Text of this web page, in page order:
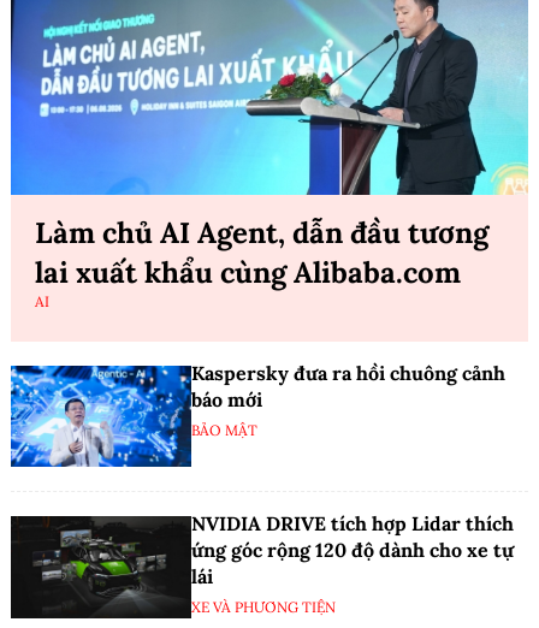
Làm chủ AI Agent, dẫn đầu tương
lai xuất khẩu cùng Alibaba.com
AI
Kaspersky đưa ra hồi chuông cảnh
báo mới
BẢO MẬT
NVIDIA DRIVE tích hợp Lidar thích
ứng góc rộng 120 độ dành cho xe tự
lái
XE VÀ PHƯƠNG TIỆN